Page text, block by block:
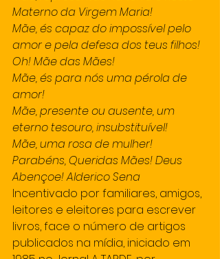
Materno da Virgem Maria!
Mãe, és capaz do impossível pelo
amor e pela defesa dos teus filhos!
Oh! Mãe das Mães!
Mãe, és para nós uma pérola de
amor!
Mãe, presente ou ausente, um
eterno tesouro, insubstituível!
Mãe, uma rosa de mulher!
Parabéns, Queridas Mães! Deus
Abençoe! Alderico Sena
Incentivado por familiares, amigos,
leitores e eleitores para escrever
livros, face o número de artigos
publicados na mídia, iniciado em